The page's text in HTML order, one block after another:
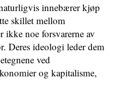
innebærer kjøp
skillet mellom
ikke noe forsvarerne av
Deres ideologi leder dem
ved
og kapitalisme,